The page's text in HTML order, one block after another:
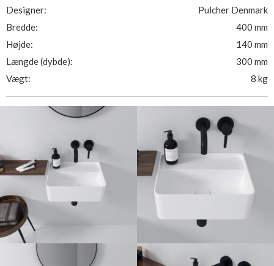
Designer:
Pulcher Denmark
Bredde:
400 mm
Højde:
140 mm
Længde (dybde):
300 mm
Vægt:
8 kg